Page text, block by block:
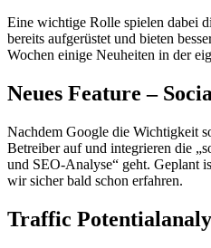
Eine wichtige Rolle spielen dabei
bereits aufgerüstet und bieten
Wochen einige Neuheiten in der
Neues Feature –
Nachdem Google die Wichtigkeit
Betreiber auf und integrieren die
und SEO-Analyse“ geht. Geplant
wir sicher bald schon erfahren.
Traffic